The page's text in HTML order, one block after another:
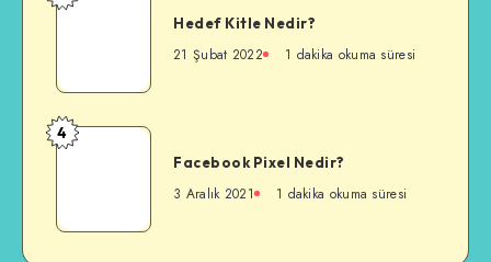
Hedef Kitle Nedir?
21 Şubat 2022 1 dakika okuma süresi
Facebook
4
Facebook Pixel Nedir?
3 Aralık 2021 1 dakika okuma süresi